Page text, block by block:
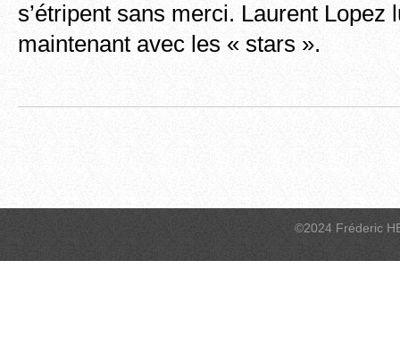
s’étripent sans merci. Laurent Lopez
maintenant avec les « stars ».
©2024 Fréderic